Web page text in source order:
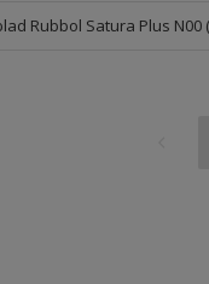
Rubbol Satura Plus N00